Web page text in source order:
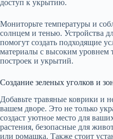
доступ к укрытию.
Мониторьте температуры и
солнцем и тенью. Устройства
помогут создать подходящие
материалы с высоким уровнем
построек и укрытий.
Создание зеленых уголков и
Добавьте травяные коврики и
вашем дворе. Это не только
создаст уютное место для
растения, безопасные для
или ромашка. Также стоит